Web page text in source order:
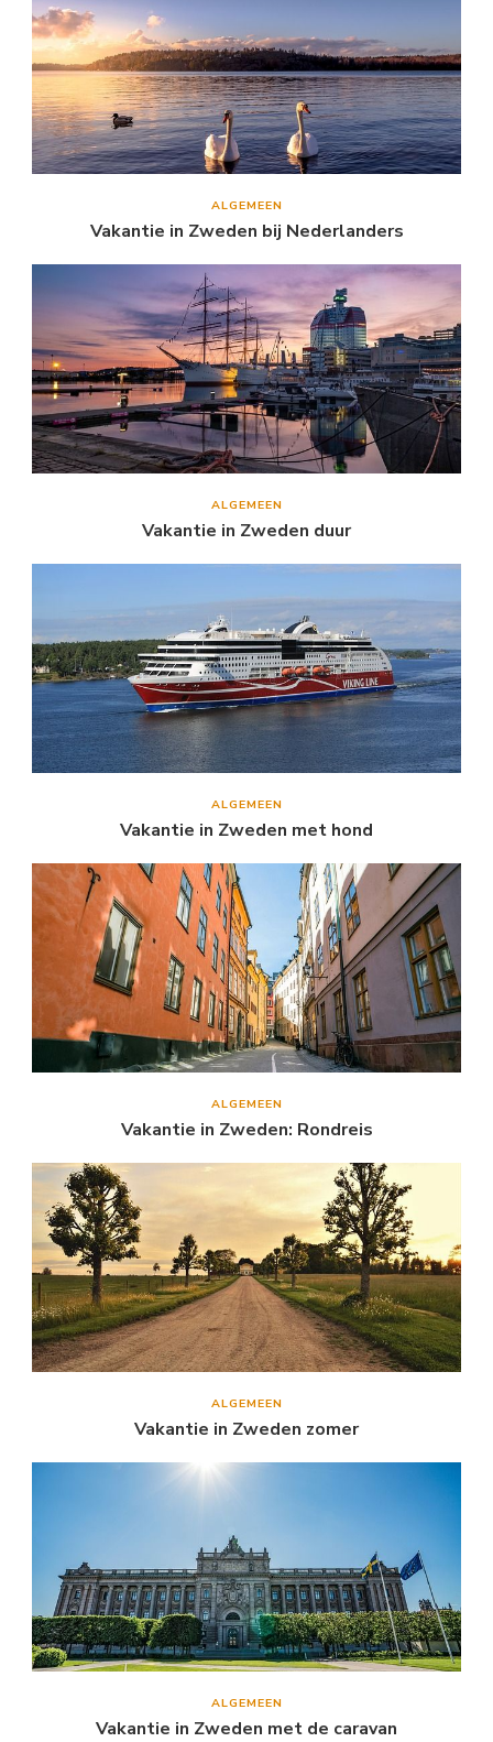
ALGEMEEN
Vakantie in Zweden bij Nederlanders
ALGEMEEN
Vakantie in Zweden duur
ALGEMEEN
Vakantie in Zweden met hond
ALGEMEEN
Vakantie in Zweden: Rondreis
ALGEMEEN
Vakantie in Zweden zomer
ALGEMEEN
Vakantie in Zweden met de caravan